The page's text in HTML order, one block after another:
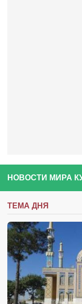
НОВОСТИ МИРА
ТЕМА ДНЯ